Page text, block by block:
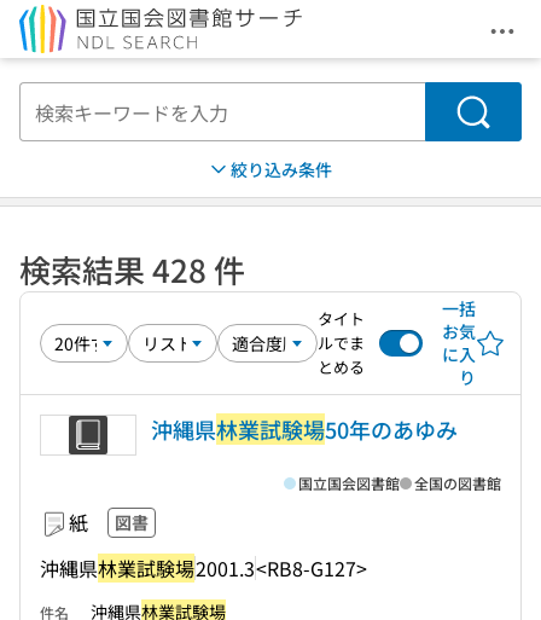
メ
検索
絞り込み条件
検索結果 428 件
タイト
ルでま
とめる
一括
お気
に入
り
沖縄県林業試験場50年のあゆみ
紙 図書
沖縄県林業試験場2001.3<RB8-G127>
国立国会図書館 全国の図書館
件名 沖縄県林業試験場